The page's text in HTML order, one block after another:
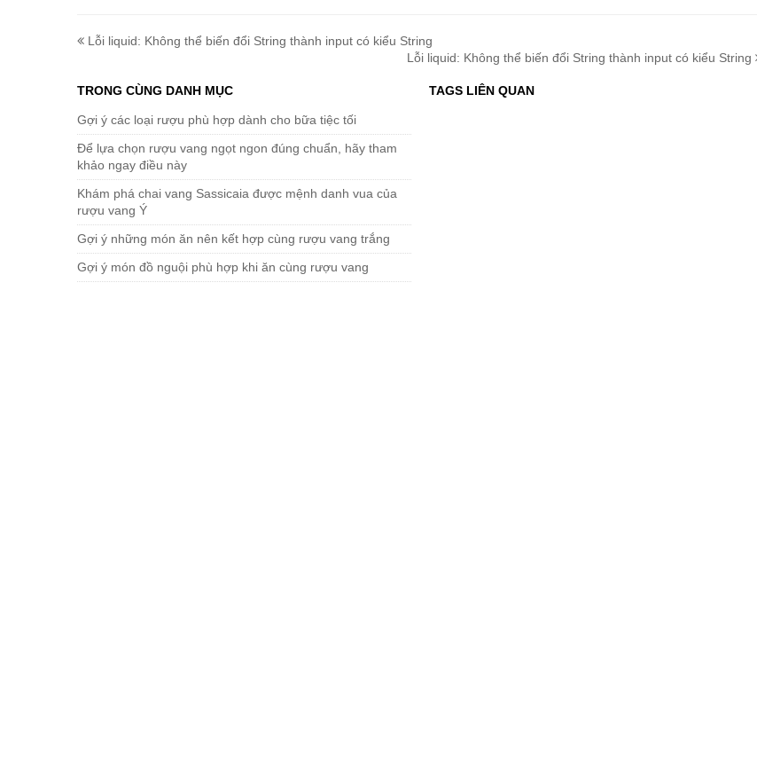
Lỗi liquid: Không thể biến đổi String thành input có kiểu String
Lỗi liquid: Không thể biến đổi String thành input có kiểu String
TRONG CÙNG DANH MỤC
Gợi ý các loại rượu phù hợp dành cho bữa tiệc tối
Để lựa chọn rượu vang ngọt ngon đúng chuẩn, hãy tham
khảo ngay điều này
Khám phá chai vang Sassicaia được mệnh danh vua của
rượu vang Ý
Gợi ý những món ăn nên kết hợp cùng rượu vang trắng
Gợi ý món đồ nguội phù hợp khi ăn cùng rượu vang
TAGS LIÊN QUAN